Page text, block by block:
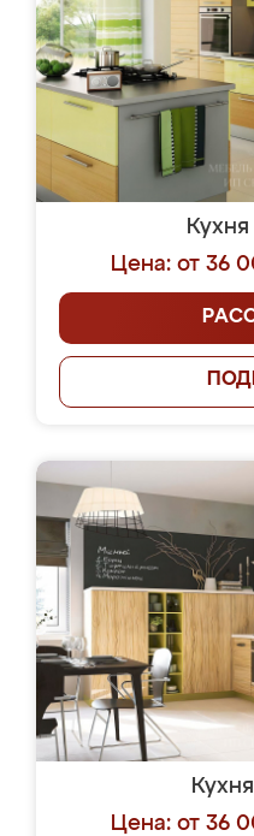
Цена: от 36
Цена: от 36